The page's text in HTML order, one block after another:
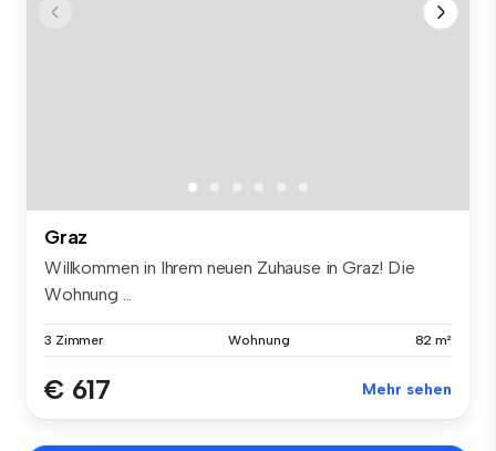
Graz
Willkommen in Ihrem neuen Zuhause in Graz! Die
Wohnung ...
3 Zimmer Wohnung 82 m²
€ 617 Mehr sehen